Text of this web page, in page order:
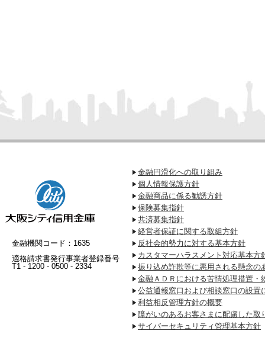
金融機関コード：1635
適格請求書発行事業者登録番号
T1 - 1200 - 0500 - 2334
金融円滑化への取り組み
個人情報保護方針
金融商品に係る勧誘方針
保険募集指針
共済募集指針
経営者保証に関する取組方針
反社会的勢力に対する基本方針
カスタマーハラスメント対応基本方
振り込め詐欺等に悪用される懸念の
金融ＡＤＲにおける苦情処理措置・
公益通報窓口および相談窓口の設置
利益相反管理方針の概要
障がいのあるお客さまに配慮した取
サイバーセキュリティ管理基本方針